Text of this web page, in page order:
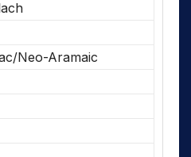
Neo-Aramaic